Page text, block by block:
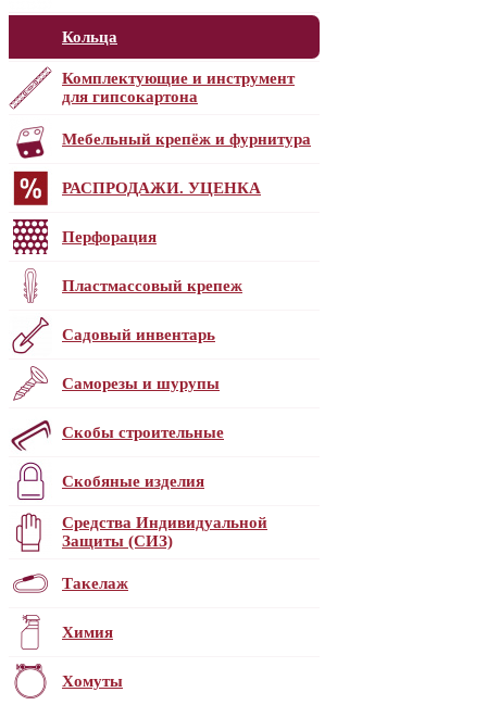
Кольца
Комплектующие и инструмент
для гипсокартона
Мебельный крепёж и фурнитура
РАСПРОДАЖИ. УЦЕНКА
Перфорация
Пластмассовый крепеж
Садовый инвентарь
Саморезы и шурупы
Скобы строительные
Скобяные изделия
Средства Индивидуальной
Защиты (СИЗ)
Такелаж
Химия
Хомуты